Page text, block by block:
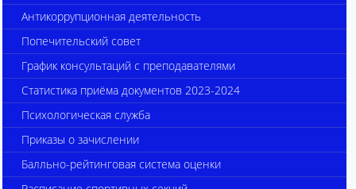
Антикоррупционная деятельность
Попечительский совет
График консультаций с преподавателями
Статистика приёма документов 2023-2024
Психологическая служба
Приказы о зачислении
Балльно-рейтинговая система оценки